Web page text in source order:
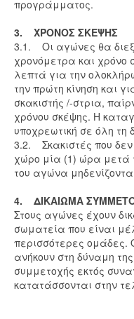
προγράμματος.
3. ΧΡΟΝΟΣ ΣΚΕΨΗΣ
3.1. Οι αγώνες θα
χρονόμετρα και χρόνο
λεπτά για την
την πρώτη κίνηση και
σκακιστής /-στρια,
χρόνου σκέψης. Η
υποχρεωτική σε όλη τη
3.2. Σκακιστές που
χώρο μία (1) ώρα μετά
του αγώνα
4. ΔΙΚΑΙΩΜΑ
Στους αγώνες έχουν
σωματεία που είναι
περισσότερες
ανήκουν στη δύναμη
συμμετοχής εκτός
κατατάσσονται στην